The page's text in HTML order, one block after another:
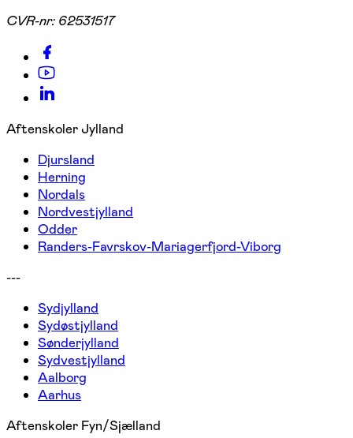
CVR-nr: 62531517
Aftenskoler Jylland
Djursland
Herning
Nordals
Nordvestjylland
Odder
Randers-Favrskov-Mariagerfjord-Viborg
---
Sydjylland
Sydøstjylland
Sønderjylland
Sydvestjylland
Aalborg
Aarhus
Aftenskoler Fyn/Sjælland